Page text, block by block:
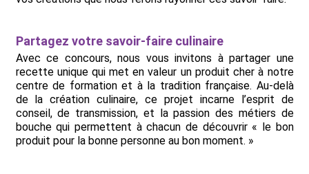
Partagez votre savoir-faire culinaire
Avec ce concours, nous vous invitons à partager une
recette unique qui met en valeur un produit cher à notre
centre de formation et à la tradition française. Au-delà
de la création culinaire, ce projet incarne l’esprit de
conseil, de transmission, et la passion des métiers de
bouche qui permettent à chacun de découvrir « le bon
produit pour la bonne personne au bon moment. »